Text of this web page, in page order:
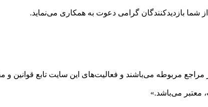
شما بازدیدکنندگان گرامی دعوت به همکاری می‌نماید.
مربوطه می‌باشند و فعاليت‌های اين سايت تابع قوانين
معتبر می‌باشد.»